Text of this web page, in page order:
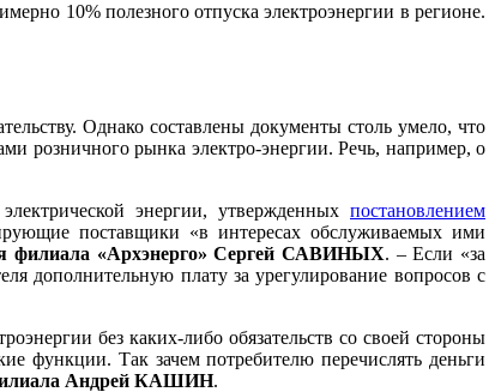
10% полезного отпуска электроэнергии в регионе.
Однако составлены документы столь умело, что
розничного рынка электро-энергии. Речь, например, о
энергии, утвержденных постановлением
поставщики «в интересах обслуживаемых ими
филиала «Архэнерго» Сергей САВИНЫХ. – Если «за
дополнительную плату за урегулирование вопросов с
без каких-либо обязательств со своей стороны
функции. Так зачем потребителю перечислять деньги
Андрей КАШИН.